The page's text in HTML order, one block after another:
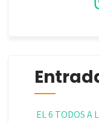
EL 6 TODOS A